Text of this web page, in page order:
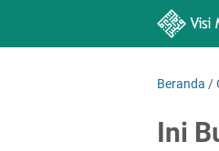
Beranda /
Ini